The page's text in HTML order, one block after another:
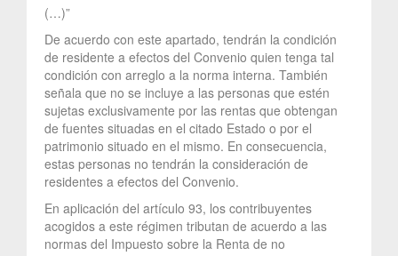
(…)”
De acuerdo con este apartado, tendrán la condición
de residente a efectos del Convenio quien tenga tal
condición con arreglo a la norma interna. También
señala que no se incluye a las personas que estén
sujetas exclusivamente por las rentas que obtengan
de fuentes situadas en el citado Estado o por el
patrimonio situado en el mismo. En consecuencia,
estas personas no tendrán la consideración de
residentes a efectos del Convenio.
En aplicación del artículo 93, los contribuyentes
acogidos a este régimen tributan de acuerdo a las
normas del Impuesto sobre la Renta de no